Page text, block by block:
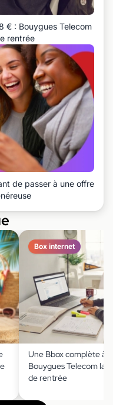
€ : Bouygues Telecom
rentrée
de passer à une offre
Box internet
Une Bbox complète à
Bouygues Telecom
de rentrée